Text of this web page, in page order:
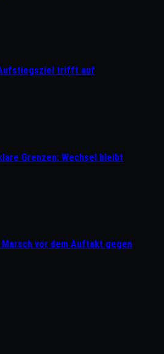
trifft auf
Grenzen: Wechsel bleibt
Marsch vor dem Auftakt gegen